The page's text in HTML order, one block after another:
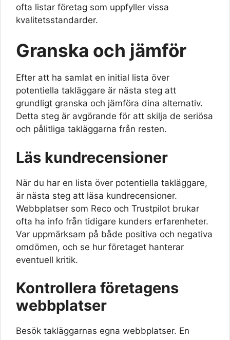
ofta listar företag som uppfyller vissa
kvalitetsstandarder.
Granska och jämför
Efter att ha samlat en initial lista över
potentiella takläggare är nästa steg att
grundligt granska och jämföra dina alternativ.
Detta steg är avgörande för att skilja de seriösa
och pålitliga takläggarna från resten.
Läs kundrecensioner
När du har en lista över potentiella takläggare,
är nästa steg att läsa kundrecensioner.
Webbplatser som Reco och Trustpilot brukar
ofta ha info från tidigare kunders erfarenheter.
Var uppmärksam på både positiva och negativa
omdömen, och se hur företaget hanterar
eventuell kritik.
Kontrollera företagens
webbplatser
Besök takläggarnas egna webbplatser. En